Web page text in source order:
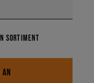
SORTIMENT